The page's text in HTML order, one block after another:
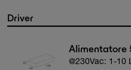
Driver
Alimentatore
@230Vac: 1-10